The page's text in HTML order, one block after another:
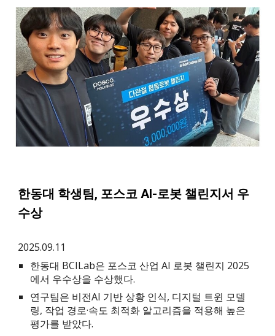
한동대 학생팀, 포스코 AI-로봇 챌린지서 우
수상
2025.09.11
한동대 BCILab은 포스코 산업 AI 로봇 챌린지 2025
에서 우수상을 수상했다.
연구팀은 비전AI 기반 상황 인식, 디지털 트윈 모델
링, 작업 경로·속도 최적화 알고리즘을 적용해 높은
평가를 받았다.